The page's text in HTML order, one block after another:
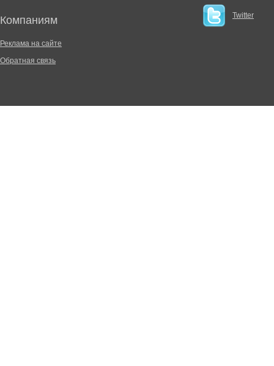
Компаниям
Реклама на сайте
Обратная связь
Twitter